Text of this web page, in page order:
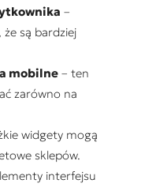
–
są bardziej
mobilne – ten
zarówno na
widgety mogą
sklepów.
interfejsu